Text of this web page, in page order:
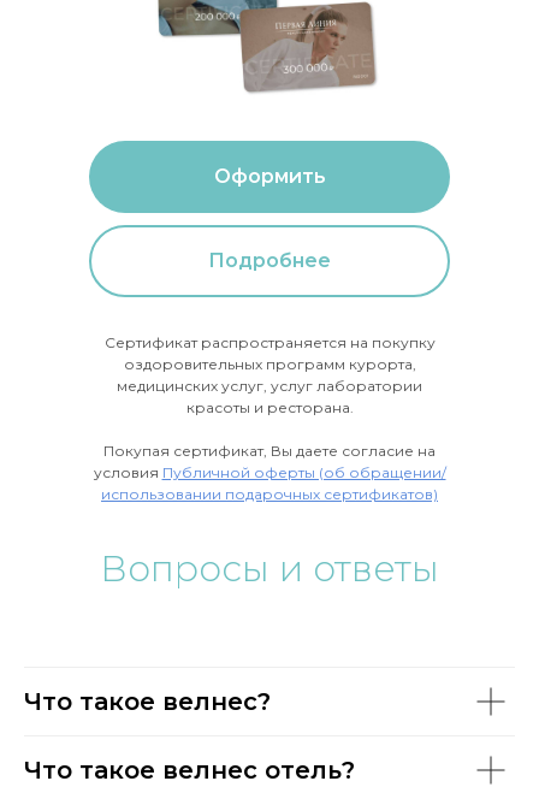
Оформить
Подробнее
Сертификат распространяется на покупку
оздоровительных программ курорта,
медицинских услуг, услуг лаборатории
красоты и ресторана.
Покупая сертификат, Вы даете согласие на
условия Публичной оферты (об обращении/
использовании подарочных сертификатов)
Вопросы и ответы
Что такое велнес?
Что такое велнес отель?